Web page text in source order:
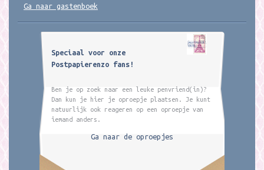
Ga naar gastenboek
Speciaal voor onze
Postpapierenzo fans!
Ben je op zoek naar een leuke penvriend(in)?
Dan kun je hier je oproepje plaatsen. Je kunt
natuurlijk ook reageren op een oproepje van
iemand anders.
Ga naar de oproepjes